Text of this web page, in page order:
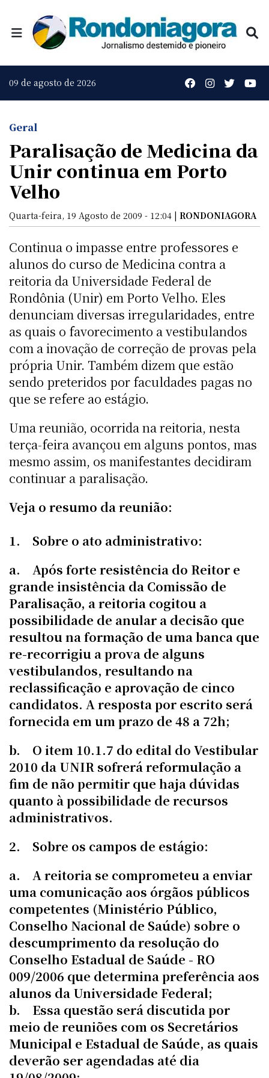
09 de agosto de 2026
Geral
Paralisação de Medicina da
Unir continua em Porto
Velho
Quarta-feira, 19 Agosto de 2009 - 12:04 | RONDONIAGORA
Continua o impasse entre professores e
alunos do curso de Medicina contra a
reitoria da Universidade Federal de
Rondônia (Unir) em Porto Velho. Eles
denunciam diversas irregularidades, entre
as quais o favorecimento a vestibulandos
com a inovação de correção de provas pela
própria Unir. Também dizem que estão
sendo preteridos por faculdades pagas no
que se refere ao estágio.
Uma reunião, ocorrida na reitoria, nesta
terça-feira avançou em alguns pontos, mas
mesmo assim, os manifestantes decidiram
continuar a paralisação.
Veja o resumo da reunião:
1. Sobre o ato administrativo:
a. Após forte resistência do Reitor e
grande insistência da Comissão de
Paralisação, a reitoria cogitou a
possibilidade de anular a decisão que
resultou na formação de uma banca que
re-recorrigiu a prova de alguns
vestibulandos, resultando na
reclassificação e aprovação de cinco
candidatos. A resposta por escrito será
fornecida em um prazo de 48 a 72h;
b. O item 10.1.7 do edital do Vestibular
2010 da UNIR sofrerá reformulação a
fim de não permitir que haja dúvidas
quanto à possibilidade de recursos
administrativos.
2. Sobre os campos de estágio:
a. A reitoria se comprometeu a enviar
uma comunicação aos órgãos públicos
competentes (Ministério Público,
Conselho Nacional de Saúde) sobre o
descumprimento da resolução do
Conselho Estadual de Saúde - RO
009/2006 que determina preferência aos
alunos da Universidade Federal;
b. Essa questão será discutida por
meio de reuniões com os Secretários
Municipal e Estadual de Saúde, as quais
deverão ser agendadas até dia